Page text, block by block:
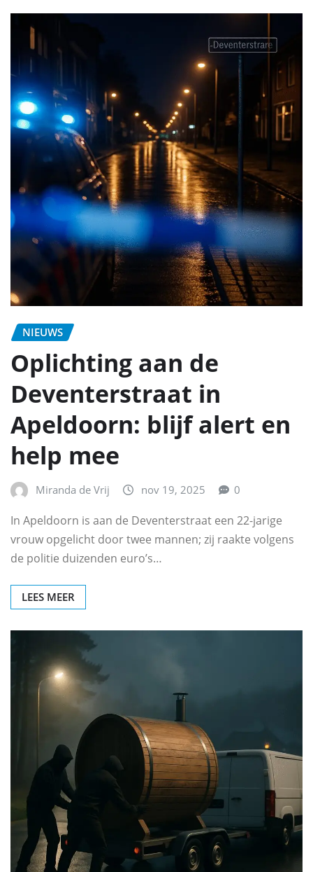
NIEUWS
Oplichting aan de
Deventerstraat in
Apeldoorn: blijf alert en
help mee
Miranda de Vrij nov 19, 2025 0
In Apeldoorn is aan de Deventerstraat een 22-jarige
vrouw opgelicht door twee mannen; zij raakte volgens
de politie duizenden euro’s…
LEES MEER